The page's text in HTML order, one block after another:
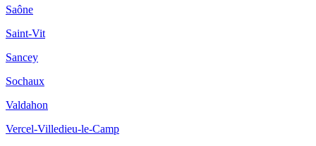
Saône
Saint-Vit
Sancey
Sochaux
Valdahon
Vercel-Villedieu-le-Camp